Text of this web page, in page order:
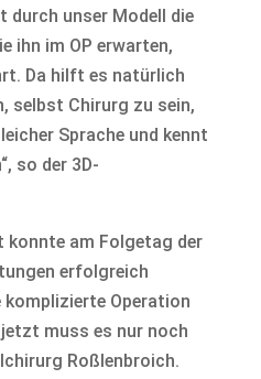
durch unser Modell die
ihn im OP erwarten,
Da hilft es natürlich
selbst Chirurg zu sein,
Sprache und kennt
so der 3D-
konnte am Folgetag der
erfolgreich
komplizierte Operation
muss es nur noch
Roßlenbroich.